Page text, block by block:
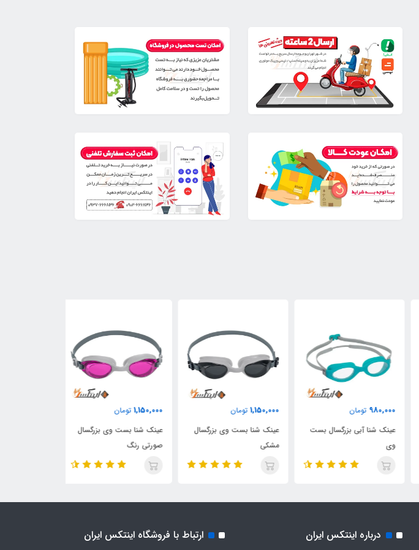
980,000 تومان
عینک شنا آبی بزرگسال بست
وی
1,150,000 تومان
عینک شنا بست وی بزرگسال
مشکی
1,150,000 تومان
عینک شنا بست وی بزرگسال
صورتی رنگ
درباره اینتکس ایران ارتباط با فروشگاه اینتکس ایران